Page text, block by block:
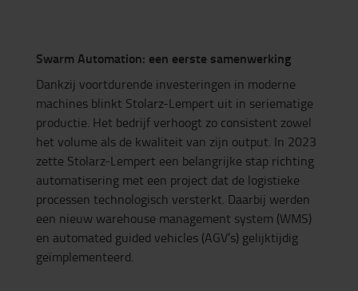
Swarm Automation: een eerste samenwerking
Dankzij voortdurende investeringen in moderne
machines blinkt Stolarz-Lempert uit in seriematige
productie. Het bedrijf verhoogt zo consistent zowel
het volume als de kwaliteit van zijn output. In 2023
zette Stolarz-Lempert een belangrijke stap richting
automatisering met een project dat de logistieke
processen technologisch versterkt. Daarbij werden
een nieuw warehouse management system (WMS)
en automated guided vehicles (AGV’s) gelijktijdig
geïmplementeerd.